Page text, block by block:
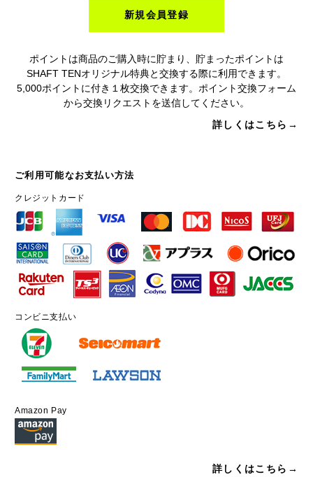
新規会員登録
ポイントは商品のご購入時に貯まり、貯まったポイントは
SHAFT TENオリジナル特典と交換する際に利用できます。
5,000ポイントに付き１枚交換できます。ポイント交換フォーム
から交換リクエストを送信してください。
詳しくはこちら→
ご利用可能なお支払い方法
クレジットカード
コンビニ支払い
Amazon Pay
詳しくはこちら→